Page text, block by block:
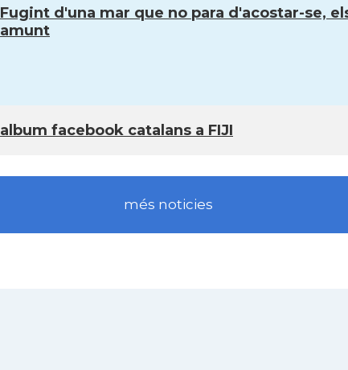
Fugint d'una mar que no para d'acostar-se,
amunt
album facebook catalans a FIJI
més noticies